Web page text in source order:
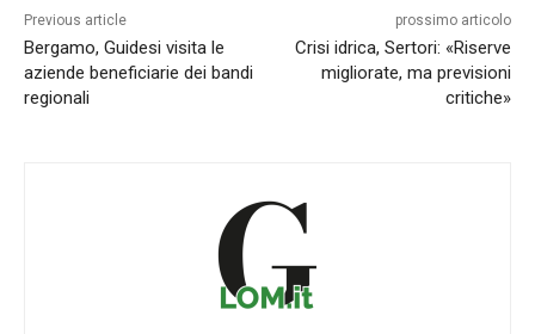
Previous article
Bergamo, Guidesi visita le
aziende beneficiarie dei bandi
regionali
prossimo articolo
Crisi idrica, Sertori: «Riserve
migliorate, ma previsioni
critiche»